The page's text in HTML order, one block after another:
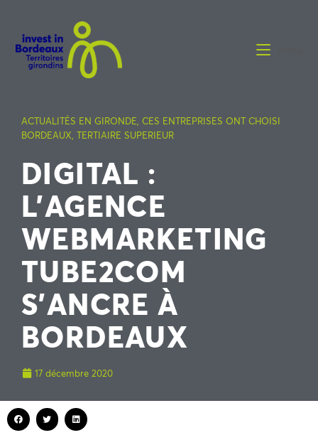
ACTUALITÉS EN GIRONDE, CES ENTREPRISES ONT CHOISI
BORDEAUX, TERTIAIRE SUPERIEUR
DIGITAL :
L’AGENCE
WEBMARKETING
TUBE2COM
S’ANCRE À
BORDEAUX
17 décembre 2020